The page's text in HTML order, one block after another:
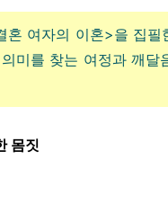
여자의 이혼>을 집
미를 찾는 여정과 깨달
몸짓